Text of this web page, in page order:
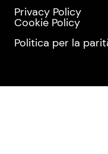
Privacy Policy
Cookie Policy
Politica per la